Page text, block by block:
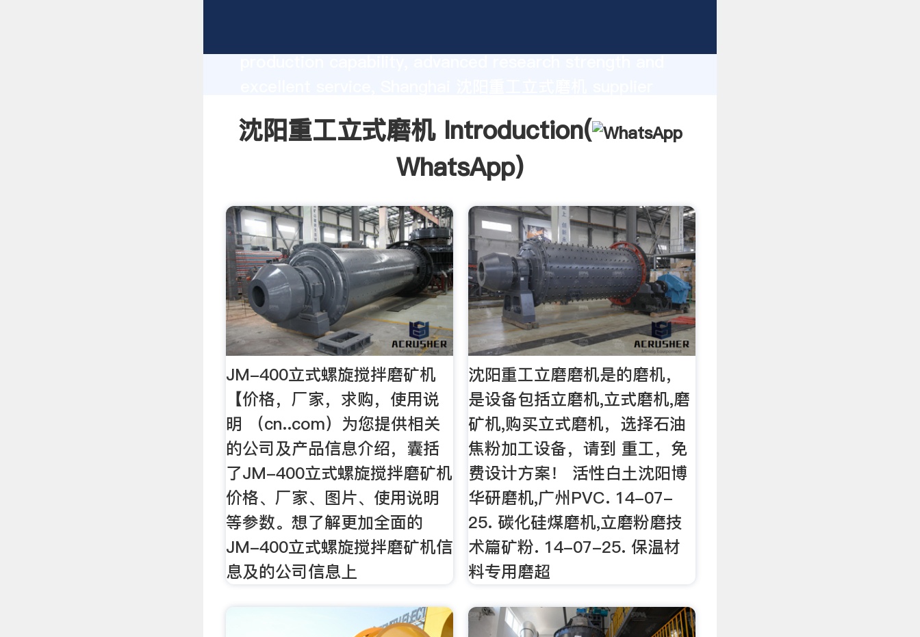
create the value and bring values to all of customers.
沈阳重工立式磨机 Introduction(
WhatsApp)
JM-400立式螺旋搅拌磨矿机
【价格，厂家，求购，使用说
明 （cn..com）为您提供相关
的公司及产品信息介绍，囊括
了JM-400立式螺旋搅拌磨矿机
价格、厂家、图片、使用说明
等参数。想了解更加全面的
JM-400立式螺旋搅拌磨矿机信
息及的公司信息上
沈阳重工立磨磨机是的磨机，
是设备包括立磨机,立式磨机,磨
矿机,购买立式磨机，选择石油
焦粉加工设备，请到 重工，免
费设计方案！ 活性白土沈阳博
华研磨机,广州PVC. 14-07-
25. 碳化硅煤磨机,立磨粉磨技
术篇矿粉. 14-07-25. 保温材
料专用磨超